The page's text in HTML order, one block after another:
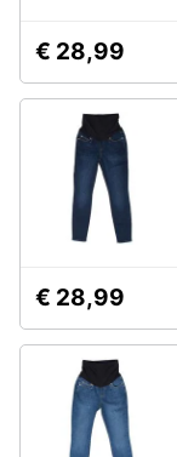
€ 28,99
€ 28,99